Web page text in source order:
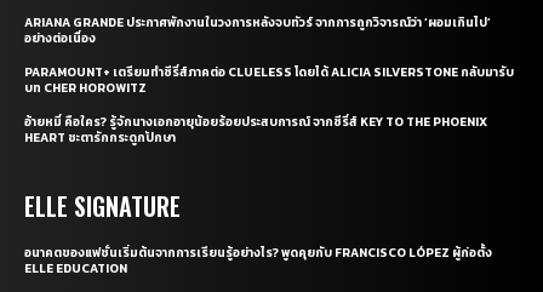
ARIANA GRANDE ประกาศพักงานในวงการหลังจบทัวร์ จากการถูกวิจารณ์ว่า ‘ผอมเกินไป’
อย่างต่อเนื่อง
PARAMOUNT+ เตรียมทำซีรี่ส์ภาคต่อ CLUELESS โดยได้ ALICIA SILVERSTONE กลับมารับ
บท CHER HOROWITZ
อ้ายหมี่ คือใคร? รู้จักนางเอกอายุน้อยร้อยประสบการณ์ จากซีรี่ส์ KEY TO THE PHOENIX
HEART ชะตารักกระดูกปักษา
ELLE SIGNATURE
อนาคตของแฟชั่นเริ่มต้นจากการเรียนรู้อย่างไร? พูดคุยกับ FRANCISCO LÓPEZ ผู้ก่อตั้ง
ELLE EDUCATION